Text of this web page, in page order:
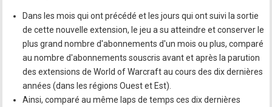
Dans les mois qui ont précédé et les jours qui ont suivi la sortie
de cette nouvelle extension, le jeu a su atteindre et conserver le
plus grand nombre d'abonnements d'un mois ou plus, comparé
au nombre d'abonnements souscris avant et après la parution
des extensions de World of Warcraft au cours des dix dernières
années (dans les régions Ouest et Est).
Ainsi, comparé au même laps de temps ces dix dernières